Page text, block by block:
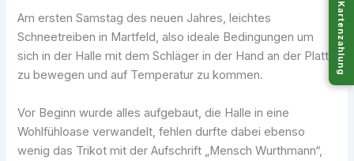
Am ersten Samstag des neuen Jahres, leichtes
Schneetreiben in Martfeld, also ideale Bedingungen um
sich in der Halle mit dem Schläger in der Hand an der Platte
zu bewegen und auf Temperatur zu kommen.
Vor Beginn wurde alles aufgebaut, die Halle in eine
Wohlfühloase verwandelt, fehlen durfte dabei ebenso
wenig das Trikot mit der Aufschrift „Mensch Wurthmann“,
Kartenzahlung